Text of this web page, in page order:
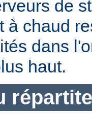
de
à chaud
dans
haut.